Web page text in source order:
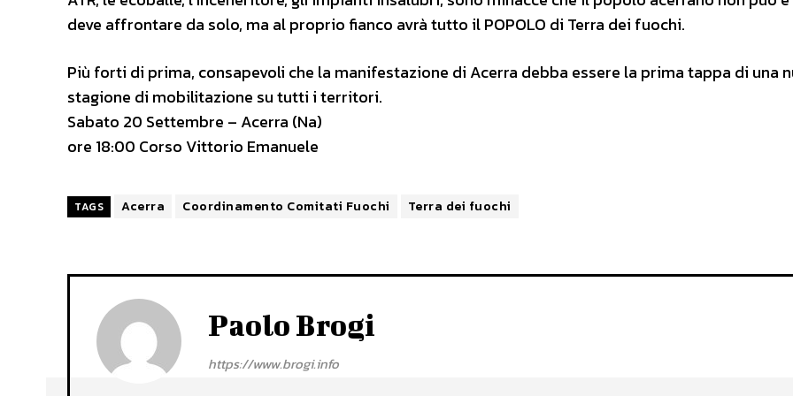
deve affrontare da solo, ma al proprio fianco avrà tutto il POPOLO di Terra dei fuochi.
Più forti di prima, consapevoli che la manifestazione di Acerra debba essere la prima tappa di una
stagione di mobilitazione su tutti i territori.
Sabato 20 Settembre – Acerra (Na)
ore 18:00 Corso Vittorio Emanuele
TAGS Acerra Coordinamento Comitati Fuochi Terra dei fuochi
Paolo Brogi
https://www.brogi.info